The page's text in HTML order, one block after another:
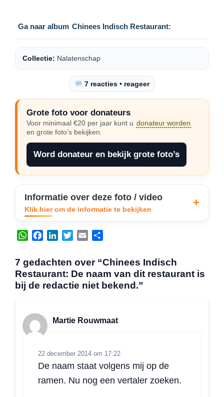
Ga naar album Chinees Indisch Restaurant:
Collectie: Nalatenschap
7 reacties • reageer
Grote foto voor donateurs
Voor minimaal €20 per jaar kunt u donateur worden
en grote foto’s bekijken.
Word donateur en bekijk grote foto’s
Informatie over deze foto / video
Klik hier om de informatie te bekijken
W
t
s
A
p
e
b
o
k
e
d
t
e
i
l
l
e
n
7 gedachten over “Chinees Indisch
Restaurant: De naam van dit restaurant is
bij de redactie niet bekend.”
Martie Rouwmaat
22 december 2014 om 17:22
De naam staat volgens mij op de
ramen. Nu nog een vertaler zoeken.